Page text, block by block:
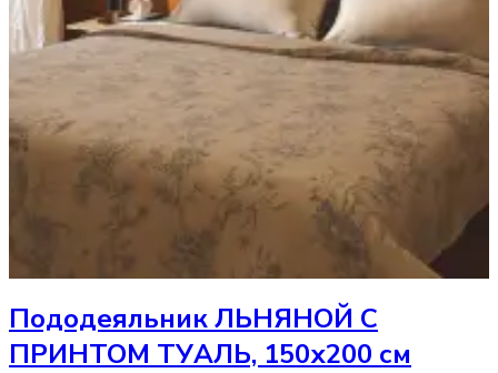
ПододеяльникЛЬНЯНОЙ С
ПРИНТОМ ТУАЛЬ, 150х200 см